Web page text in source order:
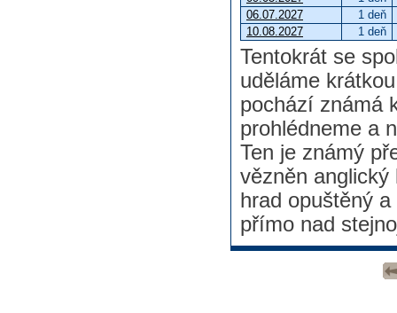
06.07.2027
1 deň
10.08.2027
1 deň
Tentokrát se
uděláme
pochází známá
prohlédneme a
Ten je známý
vězněn
hrad opuštěný
přímo nad